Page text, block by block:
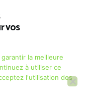
vos
14
des produits
pas: pas
ne
la meilleure
à utiliser ce
l'utilisation des